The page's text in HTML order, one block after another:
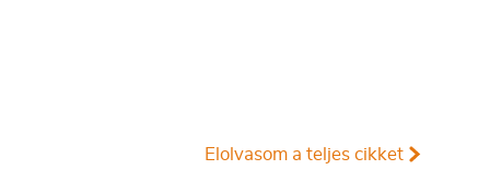
Elolvasom a teljes cikket